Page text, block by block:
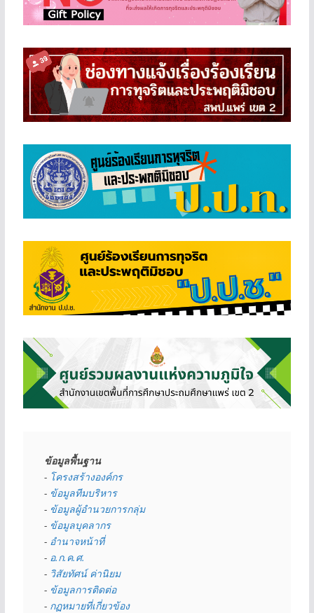
ข้อมูลพื้นฐาน
- โครงสร้างองค์กร
- ข้อมูลทีมบริหาร
- ข้อมูลผู้อำนวยการกลุ่ม
- ข้อมูลบุคลากร
- อำนาจหน้าที่
- อ.ก.ค.ศ.
- วิสัยทัศน์ ค่านิยม
- ข้อมูลการติดต่อ
- กฏหมายที่เกี่ยวข้อง